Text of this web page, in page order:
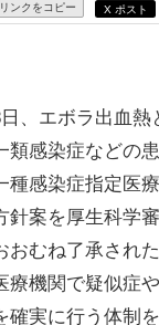
リンクをコピー X ポスト
、エボラ出血熱
類感染症などの
種感染症指定医
針案を厚生科学
おむね了承され
療機関で疑似症
確実に行う体制